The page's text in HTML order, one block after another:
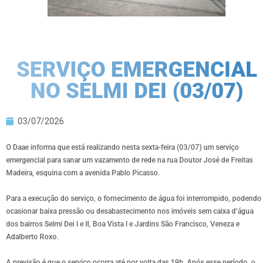
SERVIÇO EMERGENCIAL
NO SELMI DEI (03/07)
03/07/2026
O Daae informa que está realizando nesta sexta-feira (03/07) um serviço
emergencial para sanar um vazamento de rede na rua Doutor José de Freitas
Madeira, esquina com a avenida Pablo Picasso.
Para a execução do serviço, o fornecimento de água foi interrompido, podendo
ocasionar baixa pressão ou desabastecimento nos imóveis sem caixa d’água
dos bairros Selmi Dei I e II, Boa Vista I e Jardins São Francisco, Veneza e
Adalberto Roxo.